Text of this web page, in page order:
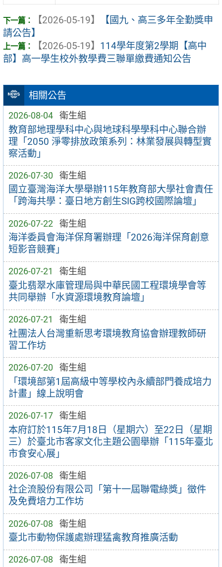
相關公告
2026-08-04 衛生組
教育部地理學科中心與地球科學學科中心聯合辦
理「2050 淨零排放政策系列：林業發展與轉型實
察活動」
2026-07-30 衛生組
國立臺灣海洋大學舉辦115年教育部大學社會責任
「跨海共學：臺日地方創生SIG跨校國際論壇」
2026-07-22 衛生組
海洋委員會海洋保育署辦理「2026海洋保育創意
短影音競賽」
2026-07-21 衛生組
臺北翡翠水庫管理局與中華民國工程環境學會等
共同舉辦「水資源環境教育論壇」
2026-07-21 衛生組
社團法人台灣重新思考環境教育協會辦理教師研
習工作坊
2026-07-20 衛生組
「環境部第1屆高級中等學校內永續部門養成培力
計畫」線上說明會
2026-07-17 衛生組
本府訂於115年7月18日（星期六）至22日（星期
三）於臺北市客家文化主題公園舉辦「115年臺北
市食安心展」
2026-07-08 衛生組
社企流股份有限公司「第十一屆聯電綠獎」徵件
及免費培力工作坊
2026-07-08 衛生組
臺北市動物保護處辦理猛禽教育推廣活動
2026-07-08 衛生組
【2026-05-19】
【國九、高三多年全勤獎申
請公告】
【2026-05-19】 114學年度第2學期【高中
部】高一學生校外教學費三聯單繳費通知公告